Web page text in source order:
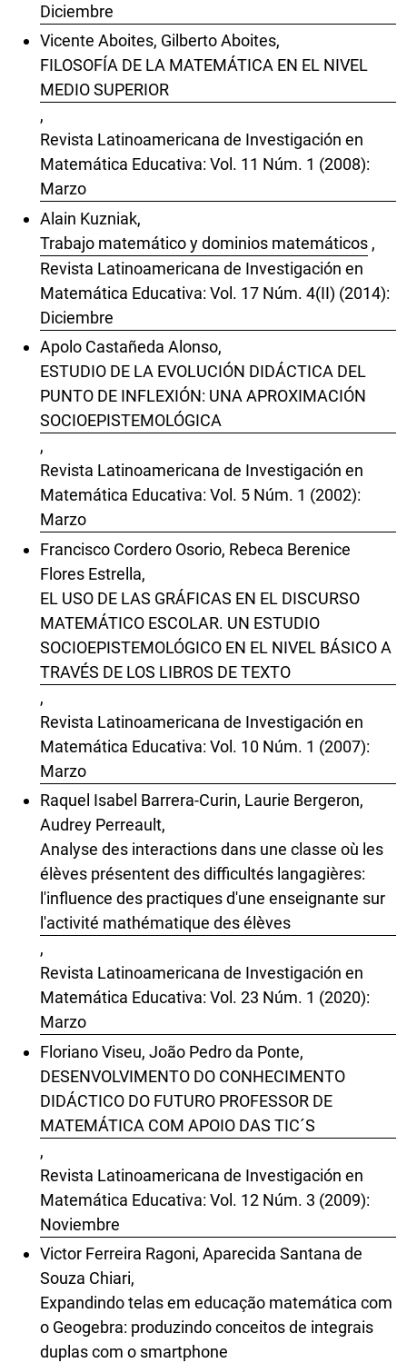
Diciembre
Vicente Aboites, Gilberto Aboites,
FILOSOFÍA DE LA MATEMÁTICA EN EL NIVEL
MEDIO SUPERIOR
,
Revista Latinoamericana de Investigación en
Matemática Educativa: Vol. 11 Núm. 1 (2008):
Marzo
Alain Kuzniak,
Trabajo matemático y dominios matemáticos ,
Revista Latinoamericana de Investigación en
Matemática Educativa: Vol. 17 Núm. 4(II) (2014):
Diciembre
Apolo Castañeda Alonso,
ESTUDIO DE LA EVOLUCIÓN DIDÁCTICA DEL
PUNTO DE INFLEXIÓN: UNA APROXIMACIÓN
SOCIOEPISTEMOLÓGICA
,
Revista Latinoamericana de Investigación en
Matemática Educativa: Vol. 5 Núm. 1 (2002):
Marzo
Francisco Cordero Osorio, Rebeca Berenice
Flores Estrella,
EL USO DE LAS GRÁFICAS EN EL DISCURSO
MATEMÁTICO ESCOLAR. UN ESTUDIO
SOCIOEPISTEMOLÓGICO EN EL NIVEL BÁSICO A
TRAVÉS DE LOS LIBROS DE TEXTO
,
Revista Latinoamericana de Investigación en
Matemática Educativa: Vol. 10 Núm. 1 (2007):
Marzo
Raquel Isabel Barrera-Curin, Laurie Bergeron,
Audrey Perreault,
Analyse des interactions dans une classe où les
élèves présentent des difficultés langagières:
l'influence des practiques d'une enseignante sur
l'activité mathématique des élèves
,
Revista Latinoamericana de Investigación en
Matemática Educativa: Vol. 23 Núm. 1 (2020):
Marzo
Floriano Viseu, João Pedro da Ponte,
DESENVOLVIMENTO DO CONHECIMENTO
DIDÁCTICO DO FUTURO PROFESSOR DE
MATEMÁTICA COM APOIO DAS TIC´S
,
Revista Latinoamericana de Investigación en
Matemática Educativa: Vol. 12 Núm. 3 (2009):
Noviembre
Victor Ferreira Ragoni, Aparecida Santana de
Souza Chiari,
Expandindo telas em educação matemática com
o Geogebra: produzindo conceitos de integrais
duplas com o smartphone